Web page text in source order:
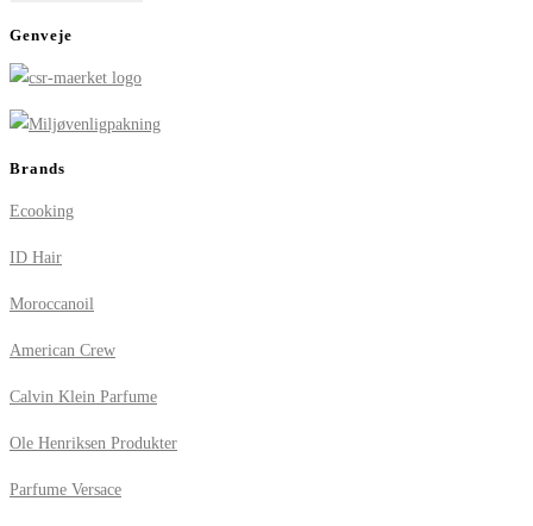
Genveje
Brands
Ecooking
ID Hair
Moroccanoil
American Crew
Calvin Klein Parfume
Ole Henriksen Produkter
Parfume Versace